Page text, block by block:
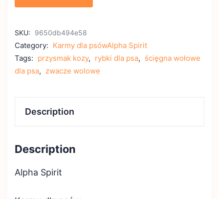
SKU: 9650db494e58
Category: Karmy dla psówAlpha Spirit
Tags: przysmak kozy, rybki dla psa, ścięgna wołowe
dla psa, zwacze wolowe
Description
Description
Alpha Spirit